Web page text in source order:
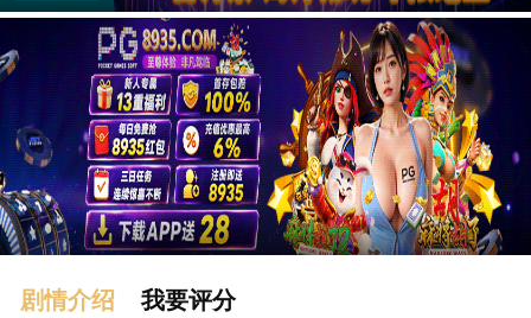
剧情介绍 我要评分